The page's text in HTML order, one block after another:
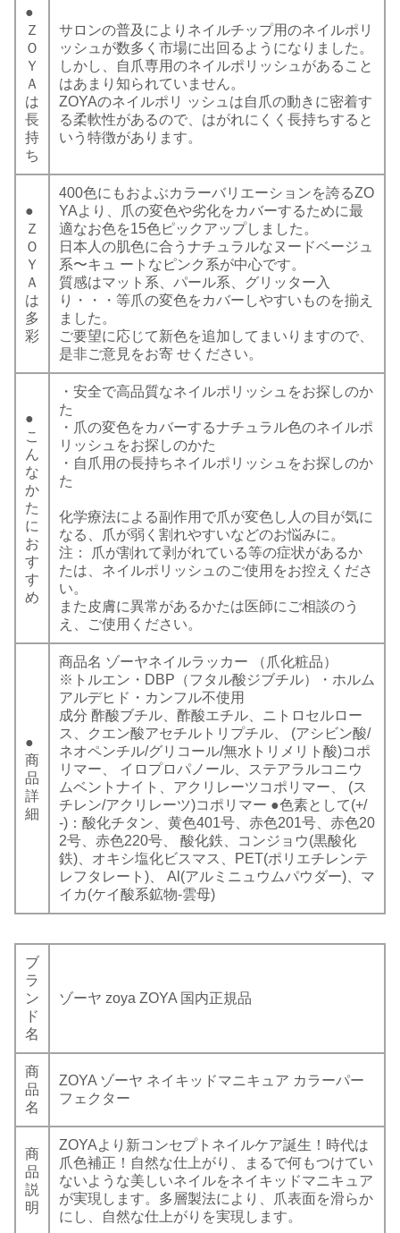
●
Ｚ
Ｏ
Ｙ
Ａ
は
長
持
ち
サロンの普及によりネイルチップ用のネイルポリ
ッシュが数多く市場に出回るようになりました。
しかし、自爪専用のネイルポリッシュがあること
はあまり知られていません。
ZOYAのネイルポリ ッシュは自爪の動きに密着す
る柔軟性があるので、はがれにくく長持ちすると
いう特徴があります。
●
Ｚ
Ｏ
Ｙ
Ａ
は
多
彩
400色にもおよぶカラーバリエーションを誇るZO
YAより、爪の変色や劣化をカバーするために最
適なお色を15色ピックアップしました。
日本人の肌色に合うナチュラルなヌードベージュ
系〜キュ ートなピンク系が中心です。
質感はマット系、パール系、グリッター入
り・・・等爪の変色をカバーしやすいものを揃え
ました。
ご要望に応じて新色を追加してまいりますので、
是非ご意見をお寄 せください。
●
こ
ん
な
か
た
に
お
す
す
め
・安全で高品質なネイルポリッシュをお探しのか
た
・爪の変色をカバーするナチュラル色のネイルポ
リッシュをお探しのかた
・自爪用の長持ちネイルポリッシュをお探しのか
た
化学療法による副作用で爪が変色し人の目が気に
なる、爪が弱く割れやすいなどのお悩みに。
注： 爪が割れて剥がれている等の症状があるか
たは、ネイルポリッシュのご使用をお控えくださ
い。
また皮膚に異常があるかたは医師にご相談のう
え、ご使用ください。
●
商
品
詳
細
商品名 ゾーヤネイルラッカー （爪化粧品）
※トルエン・DBP（フタル酸ジブチル）・ホルム
アルデヒド・カンフル不使用
成分 酢酸ブチル、酢酸エチル、ニトロセルロー
ス、クエン酸アセチルトリプチル、 (アシビン酸/
ネオペンチル/グリコール/無水トリメリト酸)コポ
リマー、 イロプロパノール、ステアラルコニウ
ムベントナイト、アクリレーツコポリマー、 (ス
チレン/アクリレーツ)コポリマー ●色素として(+/
-)：酸化チタン、黄色401号、赤色201号、赤色20
2号、赤色220号、 酸化鉄、コンジョウ(黒酸化
鉄)、オキシ塩化ビスマス、PET(ポリエチレンテ
レフタレート)、 Al(アルミニュウムパウダー)、マ
イカ(ケイ酸系鉱物-雲母)
ブ
ラ
ン
ド
名
ゾーヤ zoya ZOYA 国内正規品
商
品
名
ZOYA ゾーヤ ネイキッドマニキュア カラーパー
フェクター
商
品
説
明
ZOYAより新コンセプトネイルケア誕生！時代は
爪色補正！自然な仕上がり、まるで何もつけてい
ないような美しいネイルをネイキッドマニキュア
が実現します。多層製法により、爪表面を滑らか
にし、自然な仕上がりを実現します。